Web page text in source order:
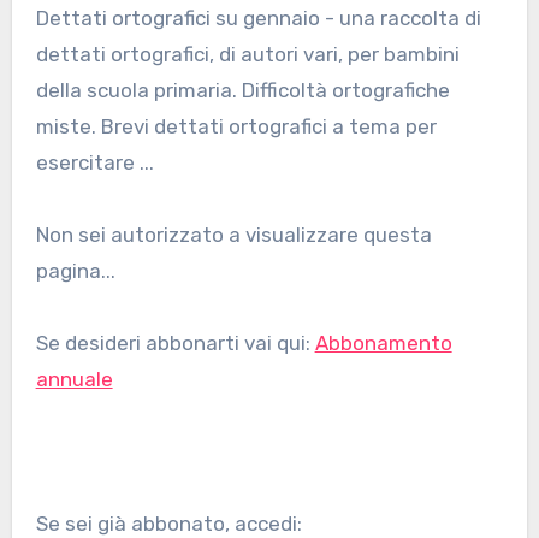
Dettati ortografici su gennaio - una raccolta di
dettati ortografici, di autori vari, per bambini
della scuola primaria. Difficoltà ortografiche
miste. Brevi dettati ortografici a tema per
esercitare ...
Non sei autorizzato a visualizzare questa
pagina...
Se desideri abbonarti vai qui: Abbonamento
annuale
Se sei già abbonato, accedi: